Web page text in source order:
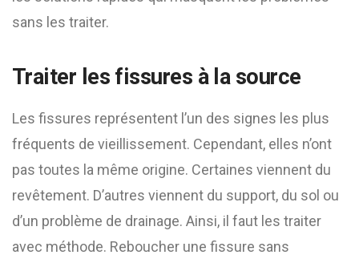
sans les traiter.
Traiter les fissures à la source
Les fissures représentent l’un des signes les plus
fréquents de vieillissement. Cependant, elles n’ont
pas toutes la même origine. Certaines viennent du
revêtement. D’autres viennent du support, du sol ou
d’un problème de drainage. Ainsi, il faut les traiter
avec méthode. Reboucher une fissure sans